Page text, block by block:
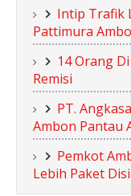
Intip Trafik
Pattimura
14 Orang
Remisi
PT.
Ambon Pantau
Pemkot
Lebih Paket